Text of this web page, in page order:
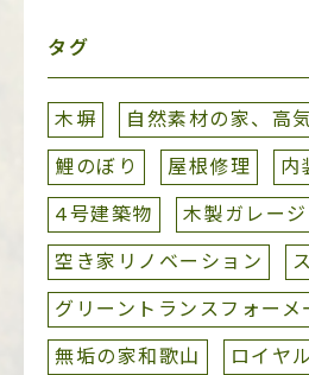
タグ
木塀
自然素材の家、高
鯉のぼり
屋根修理
内
4号建築物
木製ガレージ
空き家リノベーション
グリーントランスフォーメ
無垢の家和歌山
ロイヤ